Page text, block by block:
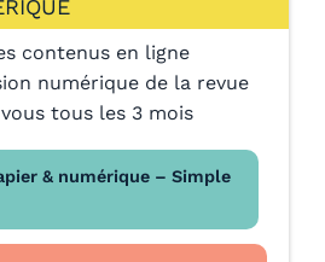
contenus en ligne
numérique de la revue
tous les 3 mois
& numérique – Simple